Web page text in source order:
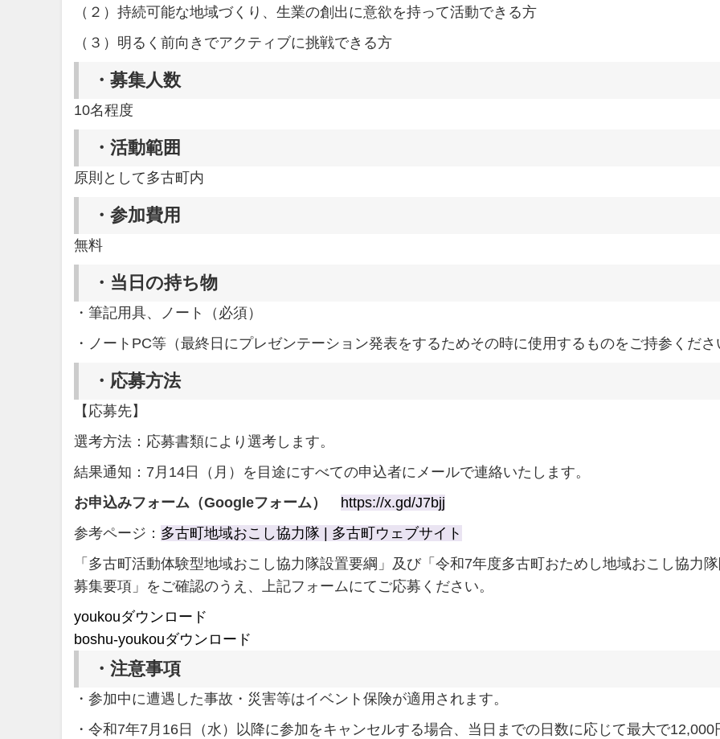
（２）持続可能な地域づくり、生業の創出に意欲を持って活動できる方
（３）明るく前向きでアクティブに挑戦できる方
・ 募集人数
10名程度
・ 活動範囲
原則として多古町内
・ 参加費用
無料
・ 当日の持ち物
・筆記用具、ノート（必須）
・ノートPC等（最終日にプレゼンテーション発表をするためその時に使用するものをご持参くださ
・ 応募方法
【応募先】
選考方法：応募書類により選考します。
結果通知：7月14日（月）を目途にすべての申込者にメールで連絡いたします。
お申込みフォーム（Googleフォーム）
https://x.gd/J7bjj
参考ページ： 多古町地域おこし協力隊 | 多古町ウェブサイト
「多古町活動体験型地域おこし協力隊設置要綱」及び「令和7年度多古町おためし地域おこし協力
募集要項」をご確認のうえ、上記フォームにてご応募ください。
youkouダウンロード
boshu-youkouダウンロード
・ 注意事項
・参加中に遭遇した事故・災害等はイベント保険が適用されます。
・令和7年7月16日（水）以降に参加をキャンセルする場合、当日までの日数に応じて最大で12,000